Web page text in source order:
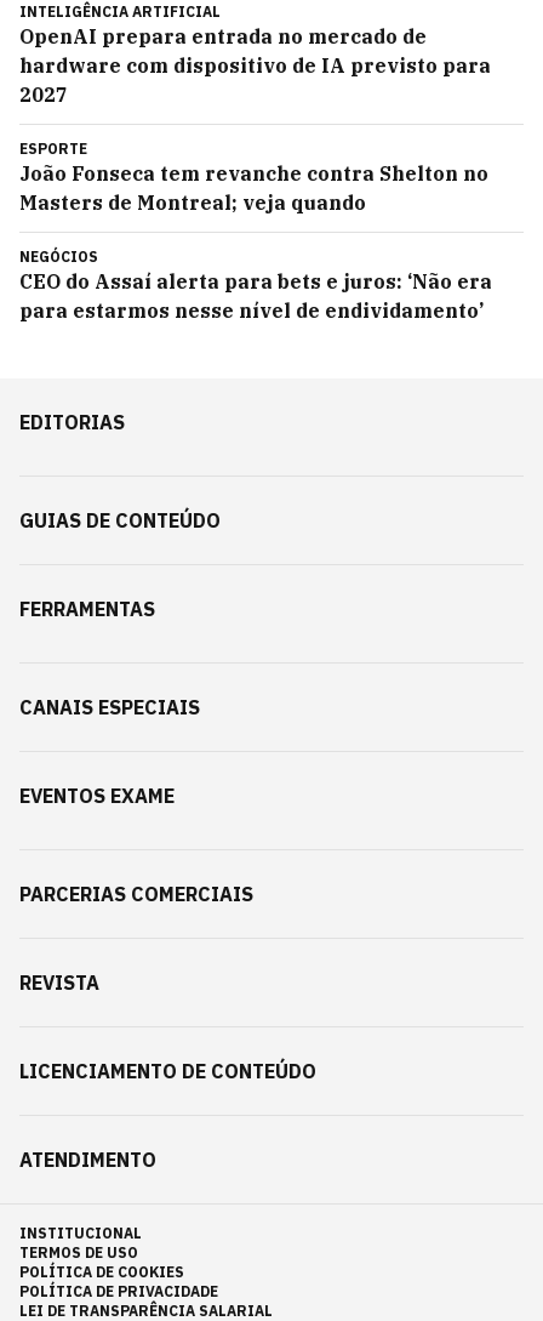
INTELIGÊNCIA ARTIFICIAL
OpenAI prepara entrada no mercado de
hardware com dispositivo de IA previsto para
2027
ESPORTE
João Fonseca tem revanche contra Shelton no
Masters de Montreal; veja quando
NEGÓCIOS
CEO do Assaí alerta para bets e juros: ‘Não era
para estarmos nesse nível de endividamento’
EDITORIAS
GUIAS DE CONTEÚDO
FERRAMENTAS
CANAIS ESPECIAIS
EVENTOS EXAME
PARCERIAS COMERCIAIS
REVISTA
LICENCIAMENTO DE CONTEÚDO
ATENDIMENTO
INSTITUCIONAL
TERMOS DE USO
POLÍTICA DE COOKIES
POLÍTICA DE PRIVACIDADE
LEI DE TRANSPARÊNCIA SALARIAL